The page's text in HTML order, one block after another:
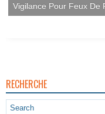
Vigilance Pour Feux De
RECHERCHE